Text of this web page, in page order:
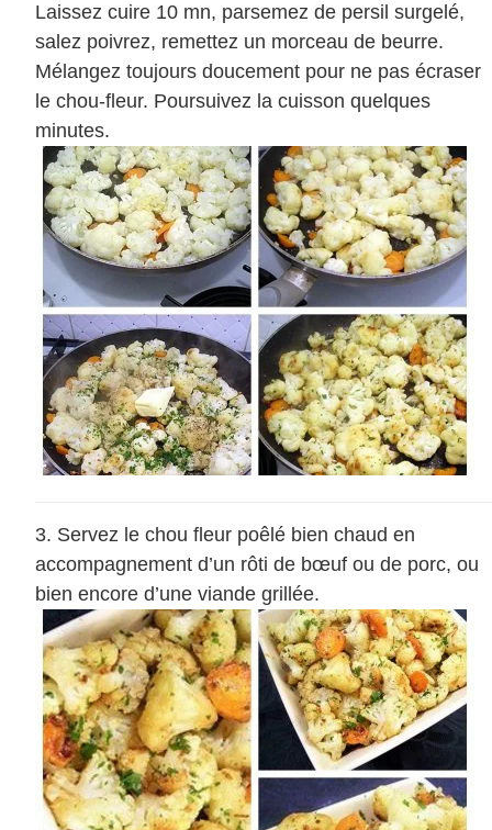
Laissez cuire 10 mn, parsemez de persil surgelé,
salez poivrez, remettez un morceau de beurre.
Mélangez toujours doucement pour ne pas écraser
le chou-fleur. Poursuivez la cuisson quelques
minutes.
Servez le chou fleur poêlé bien chaud en
accompagnement d’un rôti de bœuf ou de porc, ou
bien encore d’une viande grillée.